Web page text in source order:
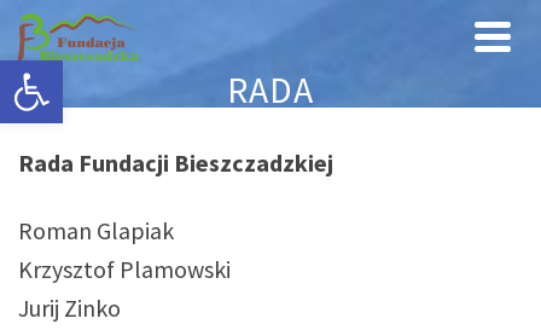
Otwórz pasek narzędzi RADA
Rada Fundacji Bieszczadzkiej
Roman Glapiak
Krzysztof Plamowski
Jurij Zinko